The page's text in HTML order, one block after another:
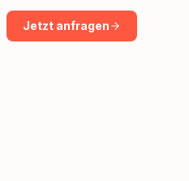
Jetzt anfragen